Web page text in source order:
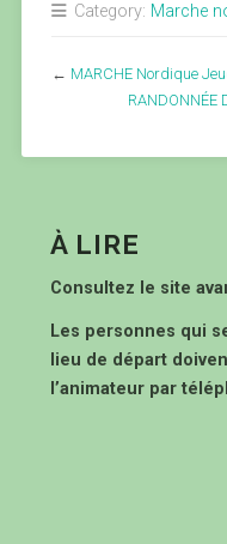
Category: Marche
← MARCHE Nordique
RANDONNÉE
À LIRE
Consultez le site
Les personnes qui
lieu de départ
l’animateur par